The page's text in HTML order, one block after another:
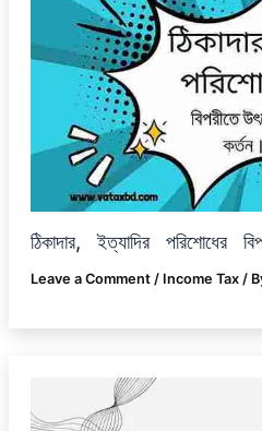
ঠিকাদার, ইত্যাদির পরিশোধের
Leave a Comment / Income Tax/